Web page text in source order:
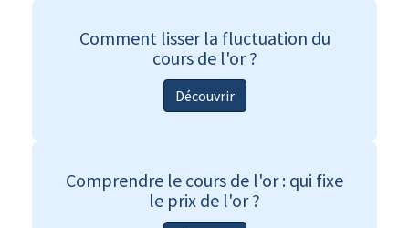
Comment lisser la fluctuation du
cours de l'or ?
Découvrir
Comprendre le cours de l'or : qui fixe
le prix de l'or ?